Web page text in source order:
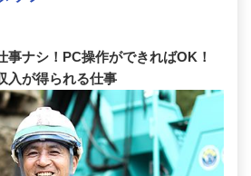
ナシ！PC操作ができればOK！
入が得られる仕事